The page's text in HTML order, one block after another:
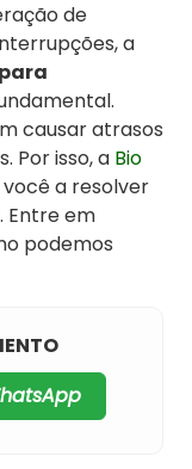
de
a
causar atrasos
Por isso, a Bio
a resolver
Entre em
podemos